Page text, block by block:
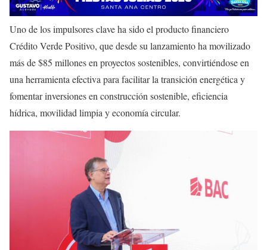
Uno de los impulsores clave ha sido el producto financiero
Crédito Verde Positivo, que desde su lanzamiento ha movilizado
más de $85 millones en proyectos sostenibles, convirtiéndose en
una herramienta efectiva para facilitar la transición energética y
fomentar inversiones en construcción sostenible, eficiencia
hídrica, movilidad limpia y economía circular.